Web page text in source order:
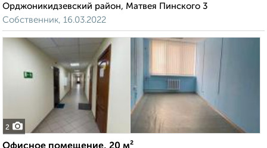
Орджоникидзевский район, Матвея Пинского 3
Собственник, 16.03.2022
2